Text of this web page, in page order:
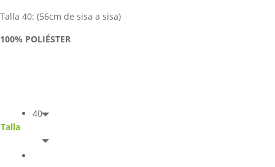
Talla 40: (56cm de sisa a sisa)
100% POLIÉSTER
Talla
40